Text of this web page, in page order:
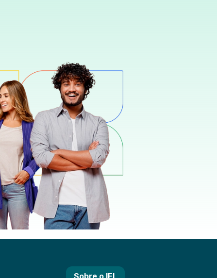
Sobre o IEL